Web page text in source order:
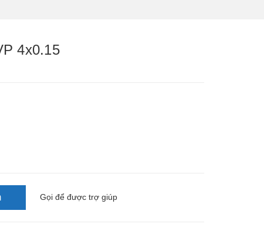
4x0.15
Gọi để được trợ giúp